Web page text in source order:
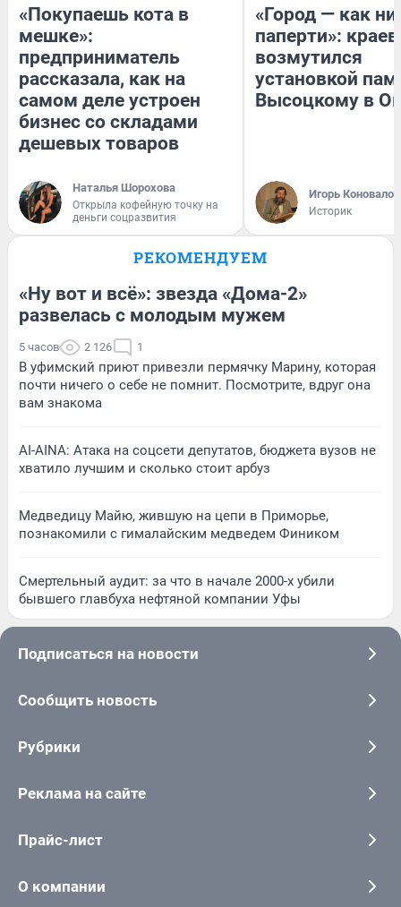
«Покупаешь кота в
мешке»:
предприниматель
рассказала, как на
самом деле устроен
бизнес со складами
дешевых товаров
Наталья Шорохова
Открыла кофейную точку на
деньги соцразвития
«Город — как
паперти»:
возмутился
установкой
Высоцкому в
Игорь Коновалов
Историк
РЕКОМЕНДУЕМ
«Ну вот и всё»: звезда «Дома-2»
развелась с молодым мужем
5 часов 2 126 1
В уфимский приют привезли пермячку Марину, которая
почти ничего о себе не помнит. Посмотрите, вдруг она
вам знакома
AI-AINA: Атака на соцсети депутатов, бюджета вузов не
хватило лучшим и сколько стоит арбуз
Медведицу Майю, жившую на цепи в Приморье,
познакомили с гималайским медведем Фиником
Смертельный аудит: за что в начале 2000-х убили
бывшего главбуха нефтяной компании Уфы
Подписаться на новости
Сообщить новость
Рубрики
Реклама на сайте
Прайс-лист
О компании